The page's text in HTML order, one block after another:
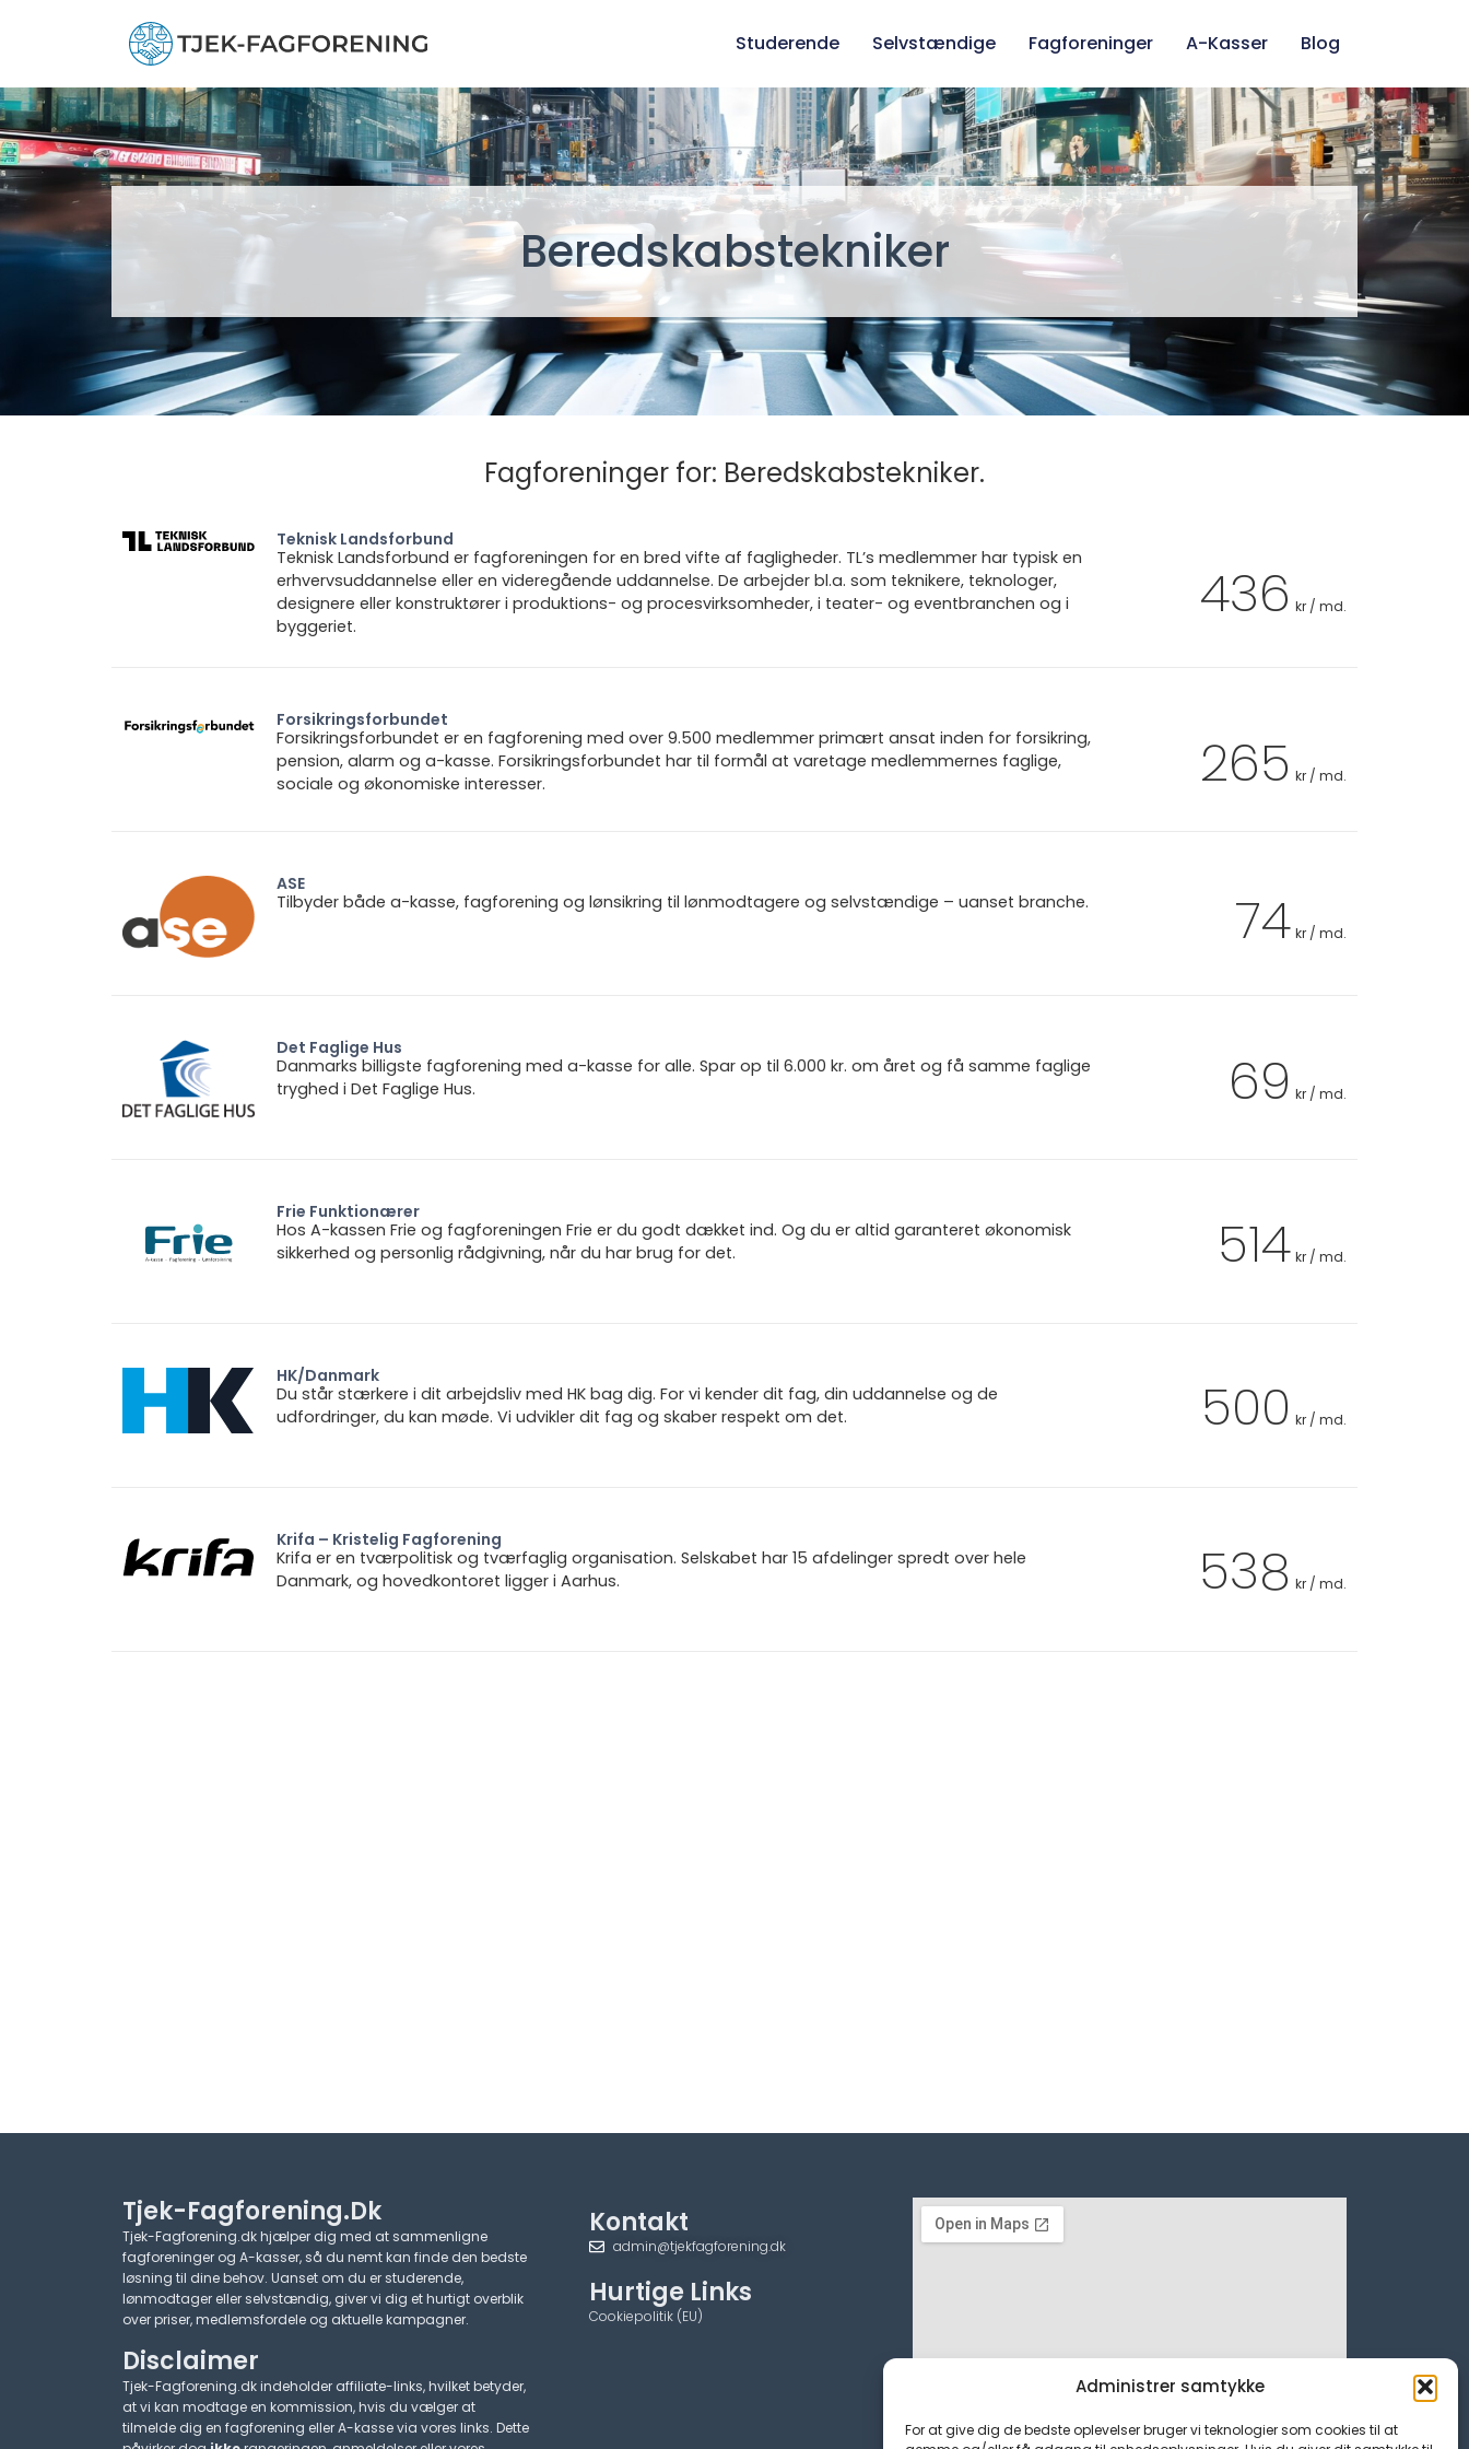
Administrer samtykke
For at give dig de bedste oplevelser bruger vi teknologier som cookies til at
Studerende Selvstændige Fagforeninger A-Kasser Blog
Beredskabstekniker
Fagforeninger for: Beredskabstekniker.
Teknisk Landsforbund
Teknisk Landsforbund er fagforeningen for en bred vifte af fagligheder. TL’s medlemmer har typisk en
erhvervsuddannelse eller en videregående uddannelse. De arbejder bl.a. som teknikere, teknologer,
designere eller konstruktører i produktions- og procesvirksomheder, i teater- og eventbranchen og i
byggeriet.
436 kr / md.
Forsikringsforbundet
Forsikringsforbundet er en fagforening med over 9.500 medlemmer primært ansat inden for forsikring,
pension, alarm og a-kasse. Forsikringsforbundet har til formål at varetage medlemmernes faglige,
sociale og økonomiske interesser.
265 kr / md.
ASE
Tilbyder både a-kasse, fagforening og lønsikring til lønmodtagere og selvstændige – uanset branche.
74 kr / md.
Det Faglige Hus
Danmarks billigste fagforening med a-kasse for alle. Spar op til 6.000 kr. om året og få samme faglige
tryghed i Det Faglige Hus.
69 kr / md.
Frie Funktionærer
Hos A-kassen Frie og fagforeningen Frie er du godt dækket ind. Og du er altid garanteret økonomisk
sikkerhed og personlig rådgivning, når du har brug for det.
514 kr / md.
HK/Danmark
Du står stærkere i dit arbejdsliv med HK bag dig. For vi kender dit fag, din uddannelse og de
udfordringer, du kan møde. Vi udvikler dit fag og skaber respekt om det.
500 kr / md.
Krifa – Kristelig Fagforening
Krifa er en tværpolitisk og tværfaglig organisation. Selskabet har 15 afdelinger spredt over hele
Danmark, og hovedkontoret ligger i Aarhus.
538 kr / md.
Tjek-Fagforening.dk
Tjek-Fagforening.dk hjælper dig med at sammenligne
fagforeninger og A-kasser, så du nemt kan finde den bedste
løsning til dine behov. Uanset om du er studerende,
lønmodtager eller selvstændig, giver vi dig et hurtigt overblik
over priser, medlemsfordele og aktuelle kampagner.​
Disclaimer
Tjek-Fagforening.dk indeholder affiliate-links, hvilket betyder,
at vi kan modtage en kommission, hvis du vælger at
tilmelde dig en fagforening eller A-kasse via vores links. Dette
Kontakt
admin@tjekfagforening.dk
Hurtige Links
Cookiepolitik (EU)